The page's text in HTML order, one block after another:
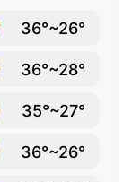
36°~26°
36°~28°
35°~27°
36°~26°